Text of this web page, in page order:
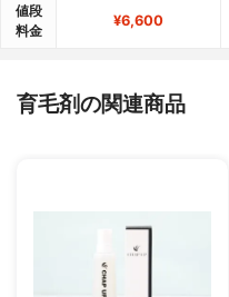
値段
料金
¥6,600
育毛剤の関連商品